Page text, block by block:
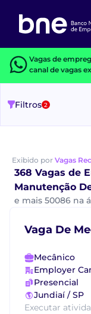
Vagas de
canal de vagas
Filtros 2
Exibido por Vagas
368 Vagas de
Manutenção
e mais 50086 na
Vaga De
Mecânico
Employer
Presencial
Jundiaí / SP
Executar